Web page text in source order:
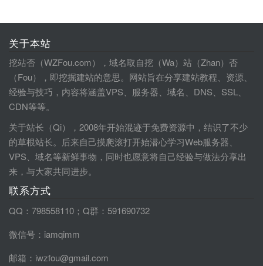
关于本站
挖站否（WZFou.com），域名取自挖（Wa）站（Zhan）否
（Fou），即挖掘建站的意思。网站旨在分享建站教程、资源、
经验与技巧，内容将涵盖VPS、服务器、域名、DNS、SSL、
CDN等等。
关于站长（Qi），2008年开始混迹于免费资源中，结识了不少
的草根站长。后来自己摸爬滚打开始潜心学习Web服务器、
VPS、域名等新鲜事物，同时也愿意将自己经验与做法分享出
来，与大家共同进步。
联系方式
QQ：798558110；Q群：591690732
微信号：iamqimm
邮箱：iwzfou@gmail.com